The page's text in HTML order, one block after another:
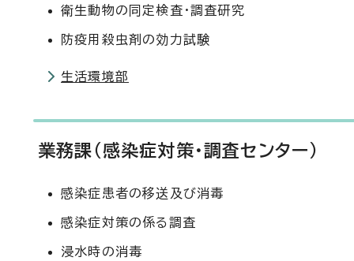
衛生動物の同定検査・調査研究
防疫用殺虫剤の効力試験
生活環境部
業務課（感染症対策・調査センター）
感染症患者の移送及び消毒
感染症対策の係る調査
浸水時の消毒